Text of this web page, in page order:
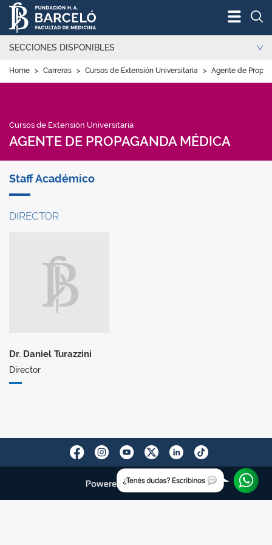
SECCIONES DISPONIBLES
Home > Carreras > Cursos de Extensión Universitaria > Agente de
Cursos de Extensión Universitaria
AGENTE DE PROPAGANDA MÉDICA
Staff Académico
DIRECTOR
Dr. Daniel Turazzini
Director
.